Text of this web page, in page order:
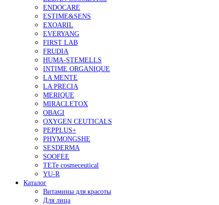
ENDOCARE
ESTIME&SENS
EXOARIL
EVERYANG
FIRST LAB
FRUDIA
HUMA-STEMELLS
INTIME ORGANIQUE
LA MENTE
LA PRECIA
MERIQUE
MIRACLETOX
OBAGI
OXYGEN CEUTICALS
PEPPLUS+
PHYMONGSHE
SESDERMA
SOOFEE
TETe cosmeceutical
YU-R
Каталог
Витамины для красоты
Для лица